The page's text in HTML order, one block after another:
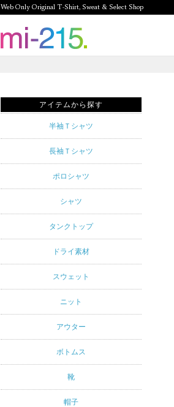
Web Only Original T-Shirt, Sweat & Select Shop
mi-215.
Original T-
Sweat &
Shop mi-
215. Tシャ
ツを中心と
したカジュ
アルスタイ
ルブランド
専門通販
アイテムから探す
半袖Ｔシャツ
長袖Ｔシャツ
ポロシャツ
シャツ
タンクトップ
ドライ素材
スウェット
ニット
アウター
ボトムス
靴
帽子